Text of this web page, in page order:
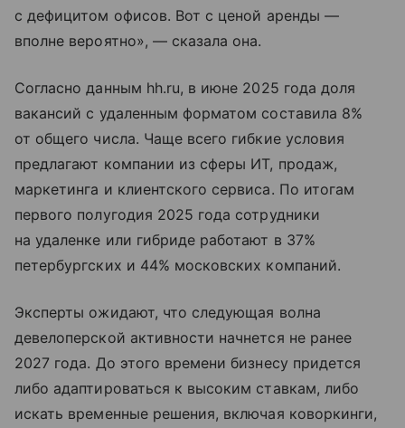
с дефицитом офисов. Вот с ценой аренды —
вполне вероятно», — сказала она.
Согласно данным hh.ru, в июне 2025 года доля
вакансий с удаленным форматом составила 8%
от общего числа. Чаще всего гибкие условия
предлагают компании из сферы ИТ, продаж,
маркетинга и клиентского сервиса. По итогам
первого полугодия 2025 года сотрудники
на удаленке или гибриде работают в 37%
петербургских и 44% московских компаний.
Эксперты ожидают, что следующая волна
девелоперской активности начнется не ранее
2027 года. До этого времени бизнесу придется
либо адаптироваться к высоким ставкам, либо
искать временные решения, включая коворкинги,